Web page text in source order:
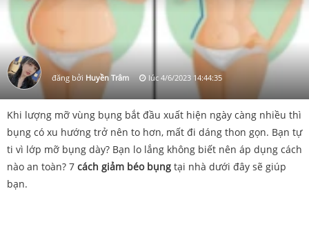
đăng bởi Huyền Trâm lúc 4/6/2023 14:44:35
Khi lượng mỡ vùng bụng bắt đầu xuất hiện ngày càng nhiều thì
bụng có xu hướng trở nên to hơn, mất đi dáng thon gọn. Bạn tự
ti vì lớp mỡ bụng dày? Bạn lo lắng không biết nên áp dụng cách
nào an toàn? 7 cách giảm béo bụng tại nhà dưới đây sẽ giúp
bạn.